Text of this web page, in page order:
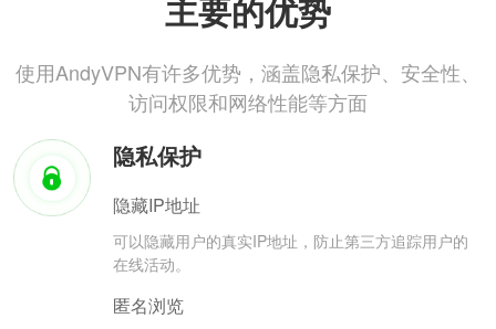
主要的优势
使用AndyVPN有许多优势，涵盖隐私保护、安全性、
访问权限和网络性能等方面
隐私保护
隐藏IP地址
可以隐藏用户的真实IP地址，防止第三方追踪用户的
在线活动。
匿名浏览